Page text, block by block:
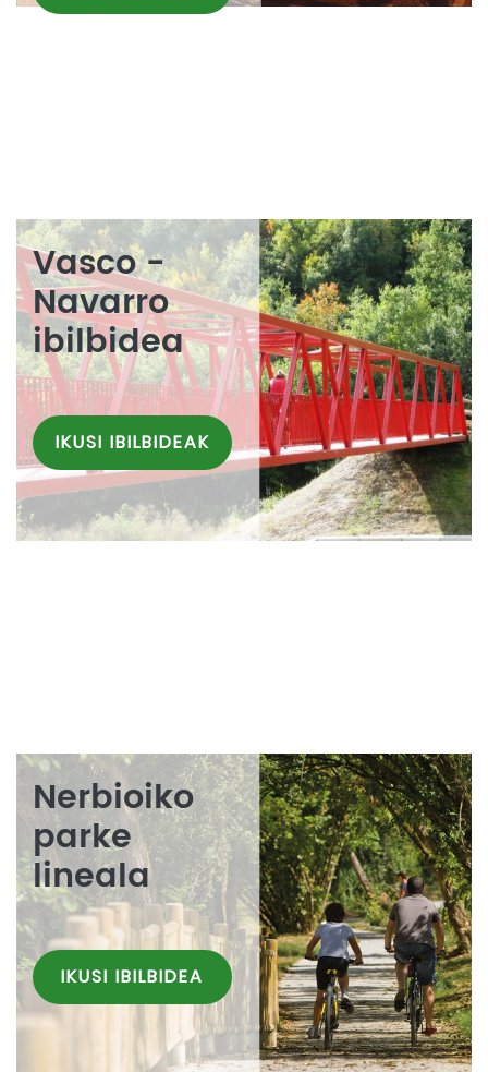
Vasco -
Navarro
ibilbidea
IKUSI IBILBIDEAK
Nerbioiko
parke
lineala
IKUSI IBILBIDEA